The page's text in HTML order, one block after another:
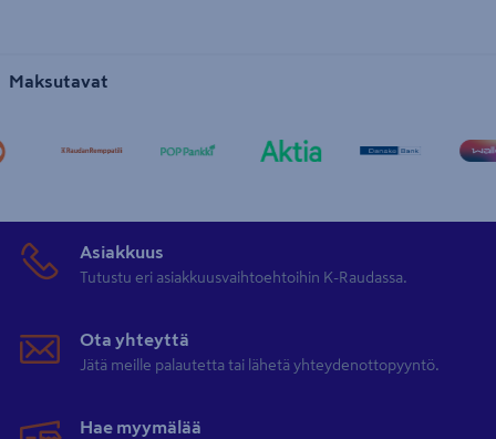
Maksutavat
Asiakkuus
Tutustu eri asiakkuusvaihtoehtoihin K-Raudassa.
Ota yhteyttä
Jätä meille palautetta tai lähetä yhteydenottopyyntö.
Hae myymälää